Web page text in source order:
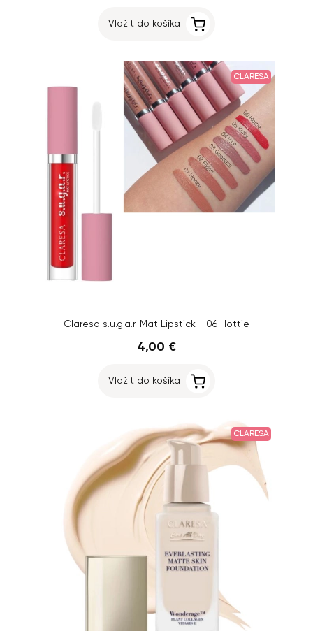
Vložiť do košíka
CLARESA
Claresa s.u.g.a.r. Mat Lipstick - 06 Hottie
4,00 €
Vložiť do košíka
CLARESA